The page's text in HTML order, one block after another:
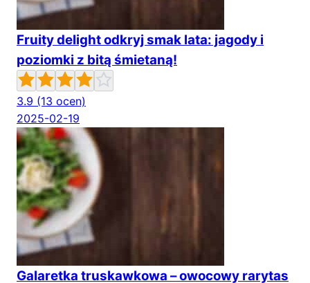
Fruity delight odkryj smak lata: jagody i
poziomki z bitą śmietaną!
3.9 (13 ocen)
2025-02-19
Galaretka truskawkowa – owocowy rarytas